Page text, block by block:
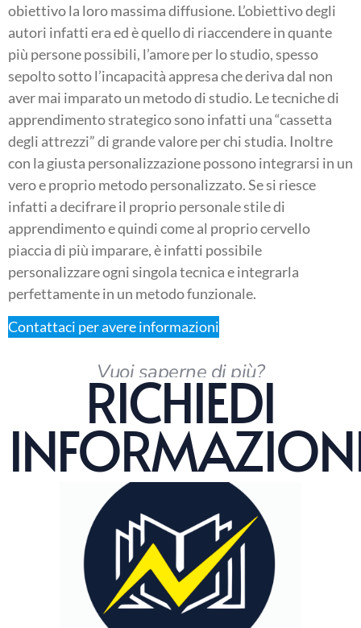
obiettivo la loro massima diffusione. L’obiettivo degli
autori infatti era ed è quello di riaccendere in quante
più persone possibili, l’amore per lo studio, spesso
sepolto sotto l’incapacità appresa che deriva dal non
aver mai imparato un metodo di studio. Le tecniche di
apprendimento strategico sono infatti una “cassetta
degli attrezzi” di grande valore per chi studia. Inoltre
con la giusta personalizzazione possono integrarsi in un
vero e proprio metodo personalizzato. Se si riesce
infatti a decifrare il proprio personale stile di
apprendimento e quindi come al proprio cervello
piaccia di più imparare, è infatti possibile
personalizzare ogni singola tecnica e integrarla
perfettamente in un metodo funzionale.
Contattaci per avere informazioni
Vuoi saperne di più?
RICHIEDI